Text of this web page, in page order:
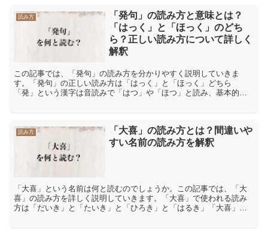
読み方
「発句」の読み方と意味とは？
「はっく」と「ほっく」のどち
ら？正しい読み方について詳しく
解釈
この記事では、「発句」の読み方を分かりやすく説明していきま
す。「発句」の正しい読み方は「はっく」と「ほっく」どちら
「発」という漢字は音読みで「はつ」や「ほつ」と読み、基本的に
読み方
「大喜」の読み方とは？間違いや
すい名前の読み方を解釈
「大喜」という名前は何と読むのでしょうか。この記事では、「大
喜」の読み方を詳しく説明していきます。「大喜」で使われる読み
方は「だいき」と「たいき」と「ひろき」と「はるき」「大喜」で